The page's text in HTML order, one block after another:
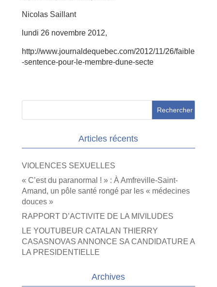
Nicolas Saillant
lundi 26 novembre 2012,
http://www.journaldequebec.com/2012/11/26/faible
-sentence-pour-le-membre-dune-secte
Articles récents
VIOLENCES SEXUELLES
« C’est du paranormal ! » : À Amfreville-Saint-
Amand, un pôle santé rongé par les « médecines
douces »
RAPPORT D’ACTIVITE DE LA MIVILUDES
LE YOUTUBEUR CATALAN THIERRY
CASASNOVAS ANNONCE SA CANDIDATURE A
LA PRESIDENTIELLE
Archives